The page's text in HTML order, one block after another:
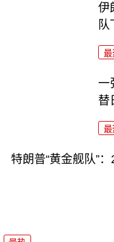
伊
队
最
一
替
最
特朗普“黄金舰队”